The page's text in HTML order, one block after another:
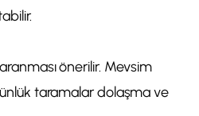
önerilir. Mevsim
taramalar dolaşma ve